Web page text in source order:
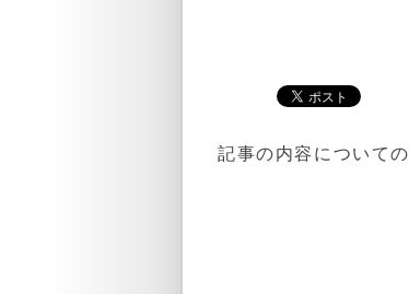
記事の内容について